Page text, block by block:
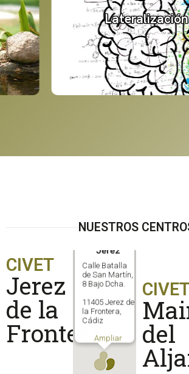
Lateralización
NUESTROS
CIVET
Jerez
de la
Frontera
Jerez
Calle Batalla
de San Martín,
8 Bajo Dcha.
11405 Jerez de
la Frontera,
Cádiz
Ampliar
del